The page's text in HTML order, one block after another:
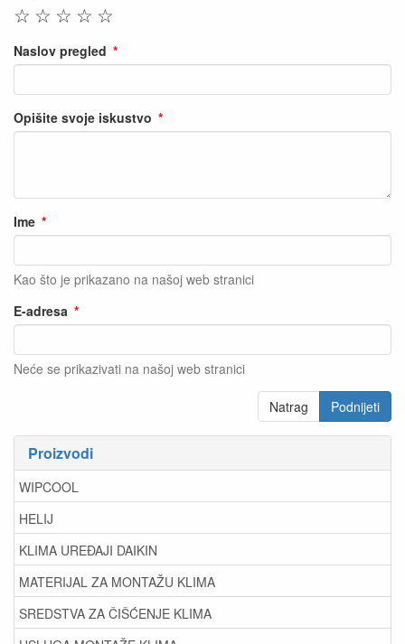
☆
☆
☆
☆
☆
Naslov pregled
Opišite svoje iskustvo
Ime
Kao što je prikazano na našoj web stranici
E-adresa
Neće se prikazivati na našoj web stranici
Natrag Podnijeti
Proizvodi
WIPCOOL
HELIJ
KLIMA UREĐAJI DAIKIN
MATERIJAL ZA MONTAŽU KLIMA
SREDSTVA ZA ČIŠĆENJE KLIMA